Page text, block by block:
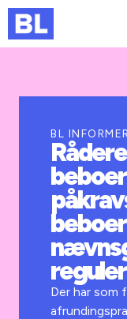
Kurser og
Jobportalen
BL
Der har som